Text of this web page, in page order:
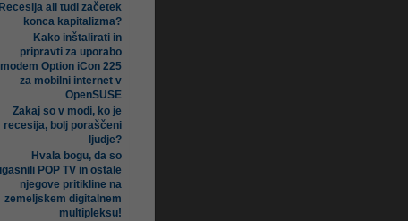
Recesija ali tudi začetek
konca kapitalizma?
Kako inštalirati in
pripravti za uporabo
modem Option iCon 225
za mobilni internet v
OpenSUSE
Zakaj so v modi, ko je
recesija, bolj poraščeni
ljudje?
Hvala bogu, da so
POP TV in ostale
njegove pritikline na
zemeljskem digitalnem
multipleksu!